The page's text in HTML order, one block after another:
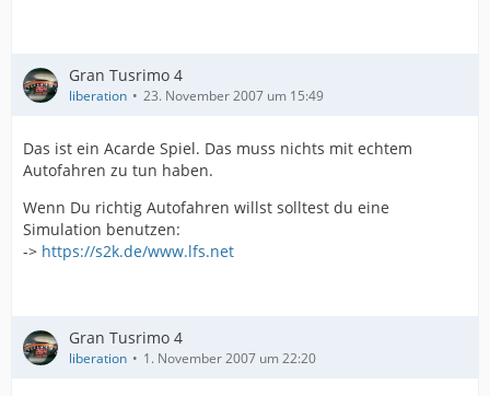
Gran Tusrimo 4
liberation 23. November 2007 um 15:49
Das ist ein Acarde Spiel. Das muss nichts mit echtem
Autofahren zu tun haben.
Wenn Du richtig Autofahren willst solltest du eine
Simulation benutzen:
-> https://s2k.de/www.lfs.net
Gran Tusrimo 4
liberation 1. November 2007 um 22:20